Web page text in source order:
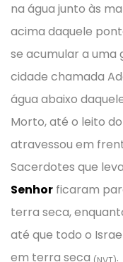
na água junto às
acima daquele
se acumular a uma
cidade chamada
água abaixo
Morto, até o leito
atravessou em
Sacerdotes que
Senhor ficaram
terra seca,
até que todo o
em terra seca
.